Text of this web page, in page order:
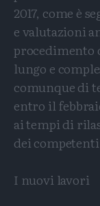
2017, come è
e valutazioni
procedimento
lungo e
comunque di
entro il
ai tempi di
dei
I nuovi lavori